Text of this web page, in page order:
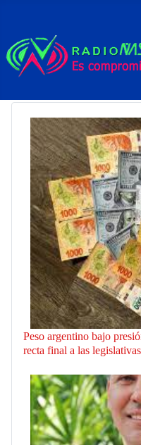
Peso argentino bajo
recta final a las legislativas